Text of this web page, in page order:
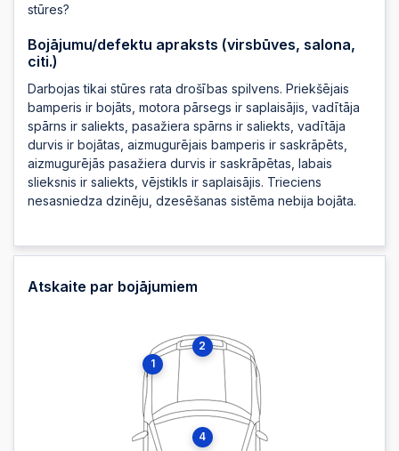
stūres?
Bojājumu/defektu apraksts (virsbūves, salona,
citi.)
Darbojas tikai stūres rata drošības spilvens. Priekšējais
bamperis ir bojāts, motora pārsegs ir saplaisājis, vadītāja
spārns ir saliekts, pasažiera spārns ir saliekts, vadītāja
durvis ir bojātas, aizmugurējais bamperis ir saskrāpēts,
aizmugurējās pasažiera durvis ir saskrāpētas, labais
slieksnis ir saliekts, vējstikls ir saplaisājis. Trieciens
nesasniedza dzinēju, dzesēšanas sistēma nebija bojāta.
Atskaite par bojājumiem
1
2
4